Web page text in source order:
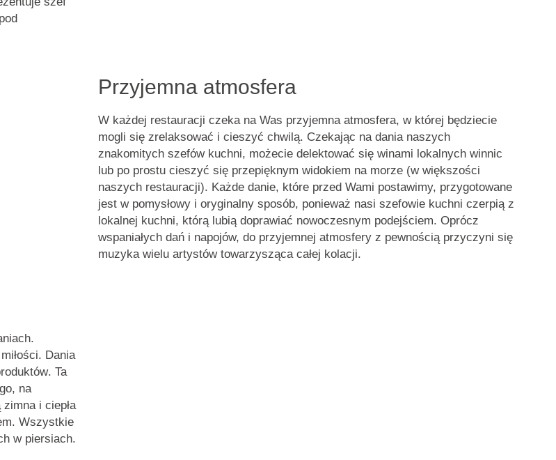
Przyjemna atmosfera
W każdej restauracji czeka na Was przyjemna atmosfera, w której będziecie
mogli się zrelaksować i cieszyć chwilą. Czekając na dania naszych
znakomitych szefów kuchni, możecie delektować się winami lokalnych winnic
lub po prostu cieszyć się przepięknym widokiem na morze(w większości
naszych restauracji). Każde danie, które przed Wami postawimy, przygotowane
jest w pomysłowy i oryginalny sposób, ponieważ nasi szefowie kuchni czerpią z
lokalnej kuchni, którą lubią doprawiać nowoczesnym podejściem. Oprócz
wspaniałych dań i napojów, do przyjemnej atmosfery z pewnością przyczyni się
muzykawielu artystów towarzysząca całej kolacji.
Dania
. Ta
na
i ciepła
Wszystkie
w piersiach.